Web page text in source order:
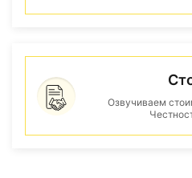
Озвучиваем